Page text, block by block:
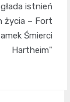
istnień
życia – Fort
Śmierci
Hartheim"